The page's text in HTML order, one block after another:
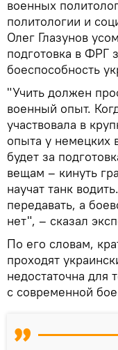
военных
политологии и
Олег Глазунов
подготовка в ФРГ
боеспособность
"Учить должен
военный опыт.
участвовала в
опыта у немецких
будет за
вещам – кинуть
научат танк
передавать, а
нет", – сказал
По его словам,
проходят
недостаточна для
с современной